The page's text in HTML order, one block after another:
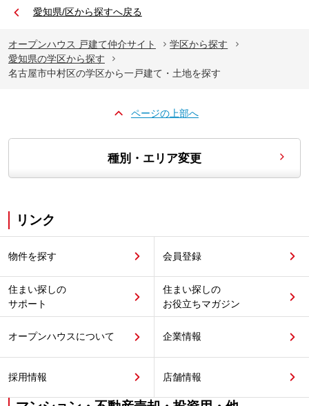
愛知県/区から探すへ戻る
オープンハウス 戸建て仲介サイト
学区から探す
愛知県の学区から探す
名古屋市中村区の学区から一戸建て・土地を探す
ページの上部へ
種別・エリア変更
リンク
物件を探す 会員登録
住まい探しの
サポート
住まい探しの
お役立ちマガジン
オープンハウスについて 企業情報
採用情報 店舗情報